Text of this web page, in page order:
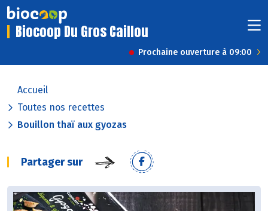
Biocoop Du Gros Caillou
Prochaine ouverture à 09:00
Accueil
Toutes nos recettes
Bouillon thaï aux gyozas
Partager sur